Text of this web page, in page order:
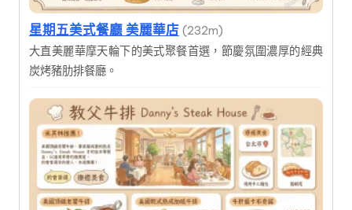
星期五美式餐廳 美麗華店 (232m)
大直美麗華摩天輪下的美式聚餐首選，節慶氛圍濃厚的經典
炭烤豬肋排餐廳。